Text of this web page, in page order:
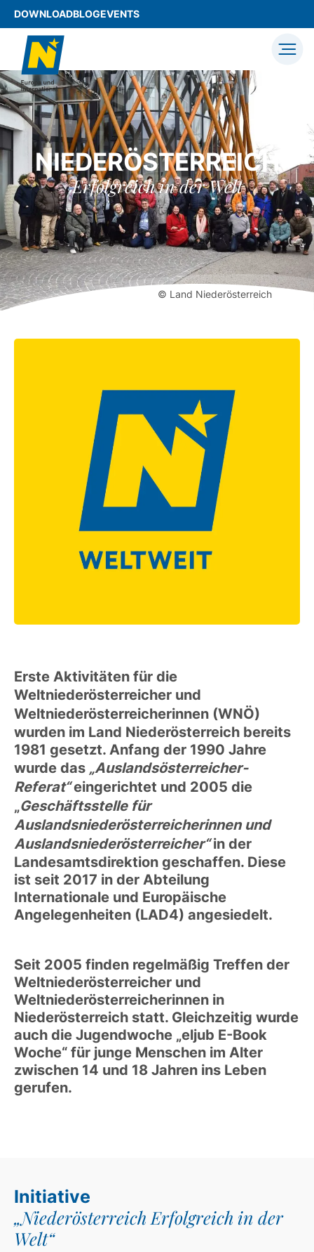
DOWNLOADBLOGEVENTS
NIEDERÖSTERREICH
Erfolgreich in der Welt
© Land Niederösterreich
Erste Aktivitäten für die
Weltniederösterreicher und
Weltniederösterreicherinnen (WNÖ)
wurden im Land Niederösterreich bereits
1981 gesetzt. Anfang der 1990 Jahre
wurde das „Auslandsösterreicher-
Referat“eingerichtet und 2005 die
„Geschäftsstelle für
Auslandsniederösterreicherinnen und
Auslandsniederösterreicher“in der
Landesamtsdirektion geschaffen. Diese
ist seit 2017 in der Abteilung
Internationale und Europäische
Angelegenheiten (LAD4) angesiedelt.
Seit 2005 finden regelmäßig Treffen der
Weltniederösterreicher und
Weltniederösterreicherinnen in
Niederösterreich statt. Gleichzeitig wurde
auch die Jugendwoche „eljub E-Book
Woche“ für junge Menschen im Alter
zwischen 14 und 18 Jahren ins Leben
gerufen.
Initiative
„Niederösterreich Erfolgreich in der
Welt“